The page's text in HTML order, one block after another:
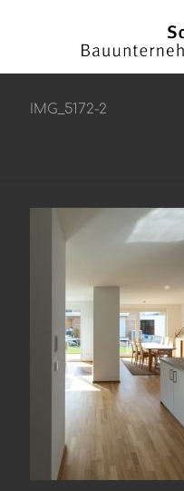
IMG_5172-2